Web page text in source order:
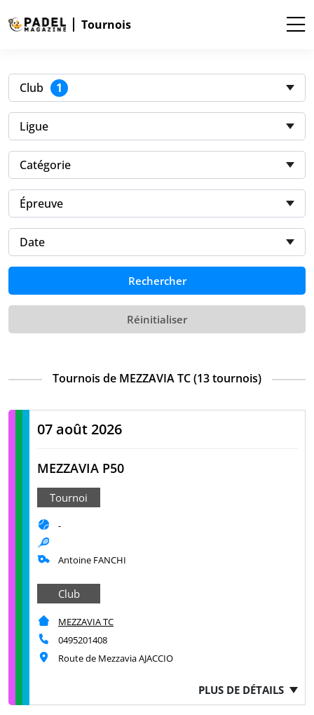
Tournois
Club 1
Ligue
Catégorie
Épreuve
Date
Rechercher
Réinitialiser
Tournois de MEZZAVIA TC (13 tournois)
07 août 2026
MEZZAVIA P50
Tournoi
-
Antoine FANCHI
Club
MEZZAVIA TC
0495201408
Route de Mezzavia AJACCIO
PLUS DE DÉTAILS